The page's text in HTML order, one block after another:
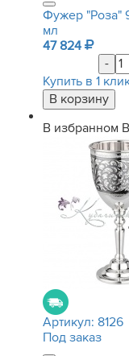
Фужер "Роза"
мл
47 824
-
Купить в 1
В избранном
Артикул: 8126
Под заказ